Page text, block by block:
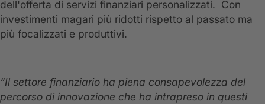
dell'offerta di servizi finanziari personalizzati. Con
investimenti magari più ridotti rispetto al passato ma
più focalizzati e produttivi.
“Il settore finanziario ha piena consapevolezza del
percorso di innovazione che ha intrapreso in questi